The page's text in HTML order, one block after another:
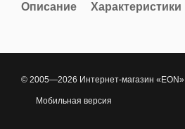
Описание Характеристики
© 2005—2026 Интернет-магазин «EON»
Мобильная версия